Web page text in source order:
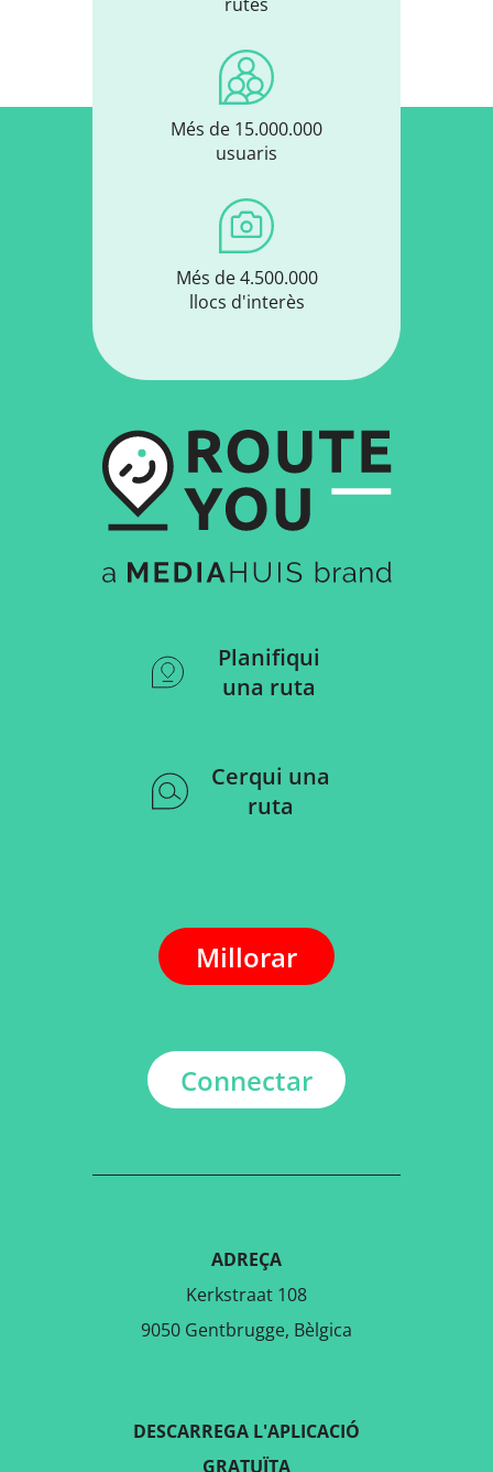
Més de 15.000.000
usuaris
Més de 4.500.000
llocs d'interès
Planifiqui
una ruta
Cerqui una
ruta
Millorar
Connectar
ADREÇA
Kerkstraat 108
9050 Gentbrugge, Bèlgica
DESCARREGA L'APLICACIÓ
GRATUÏTA